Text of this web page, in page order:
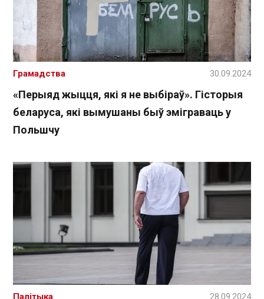
«Перыяд жыцця, які я не выбіраў». Гісторыя
беларуса, які вымушаны быў эміграваць у
Польшчу
Грамадства 30.09.2024
Палітыка 28.09.2024